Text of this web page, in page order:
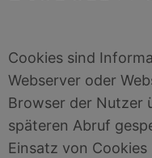
Cookies sind
Webserver oder
Browser der Nutzer
späteren Abruf
Einsatz von